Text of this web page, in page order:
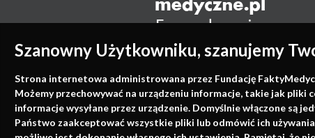
Szanowny Użytkowniku, szanujemy
Strona internetowa administrowana przez Fundację
Możemy przechowywać na urządzeniu informacje, takie jak
informacje wysyłane przez urządzenie. Domyślnie włączone są
Państwo zaakceptować wszystkie pliki lub odmówić ich